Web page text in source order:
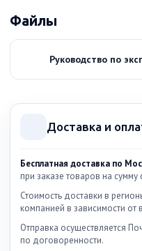
Файлы
Руководство по
Доставка и
Бесплатная доставка по
при заказе товаров на
Стоимость доставки в
компанией в зависимости от
Отправка осуществляется
по договоренности.